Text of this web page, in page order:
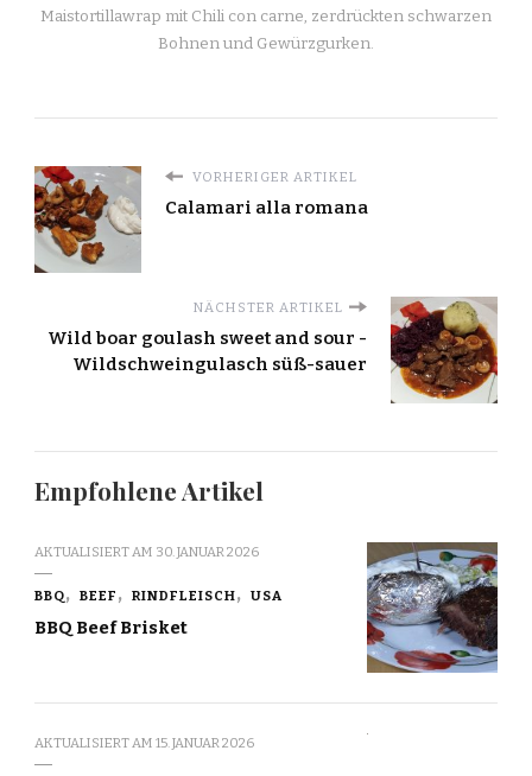
Maistortillawrap mit Chili con carne, zerdrückten schwarzen
Bohnen und Gewürzgurken.
VORHERIGER ARTIKEL
Calamari alla romana
NÄCHSTER ARTIKEL
Wild boar goulash sweet and sour -
Wildschweingulasch süß-sauer
Empfohlene Artikel
AKTUALISIERT AM 30. JANUAR 2026
BBQ BEEF RINDFLEISCH USA
BBQ Beef Brisket
AKTUALISIERT AM 15. JANUAR 2026